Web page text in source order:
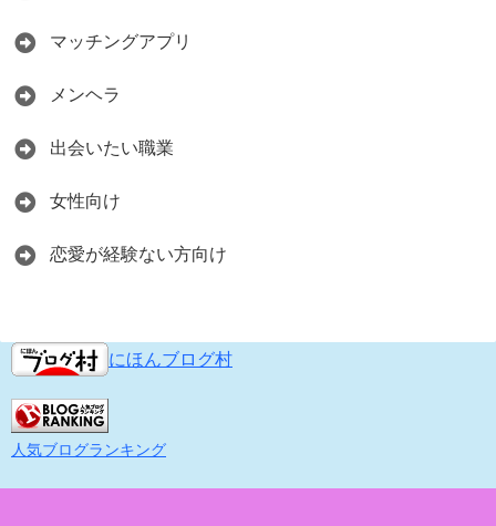
マッチングアプリ
メンヘラ
出会いたい職業
女性向け
恋愛が経験ない方向け
にほんブログ村
人気ブログランキング